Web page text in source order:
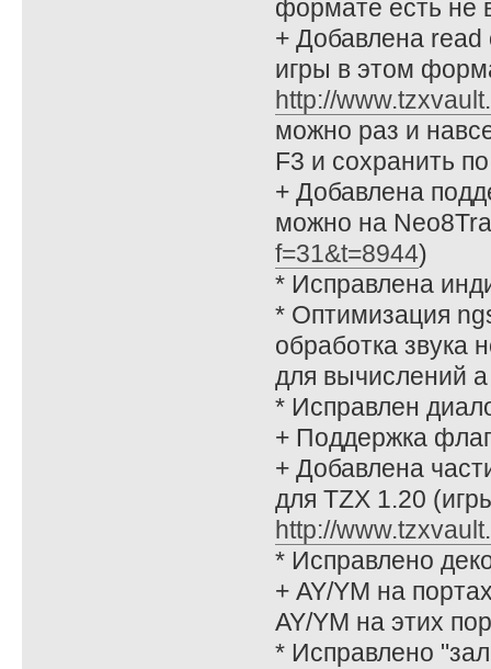
формате есть не
+ Добавлена
игры в этом
http://
можно раз и
F3 и сохранить
+ Добавлена
можно на
f=31&t=8944)
* Исправлена
* Оптимизация
обработка звука
для вычислений
* Исправлен
+ Поддержка
+ Добавлена
для TZX 1.20
http://
* Исправлено
+ AY/YM на
AY/YM на этих
* Исправлено